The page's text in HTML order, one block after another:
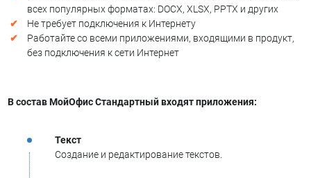
всех популярных форматах: DOCX, XLSX, PPTX и других
Не требует подключения к Интернету
Работайте со всеми приложениями, входящими в продукт,
без подключения к сети Интернет
В состав МойОфис Стандартный входят приложения:
Текст
Создание и редактирование текстов.